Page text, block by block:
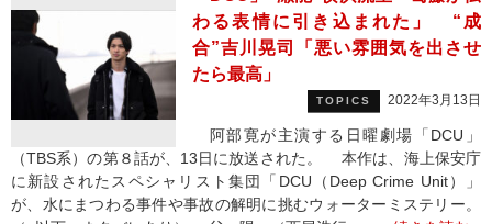
わる表情に引き込まれた」 “成
合”吉川晃司「悪い雰囲気を出させ
たら最高」
TOPICS 2022年3月13日
阿部寛が主演する日曜劇場「DCU」
（TBS系）の第８話が、13日に放送された。 本作は、海上保安庁
に新設されたスペシャリスト集団「DCU（Deep Crime Unit）」
が、水にまつわる事件や事故の解明に挑むウォーターミステリー。